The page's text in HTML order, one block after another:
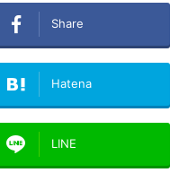
Share
Hatena
LINE